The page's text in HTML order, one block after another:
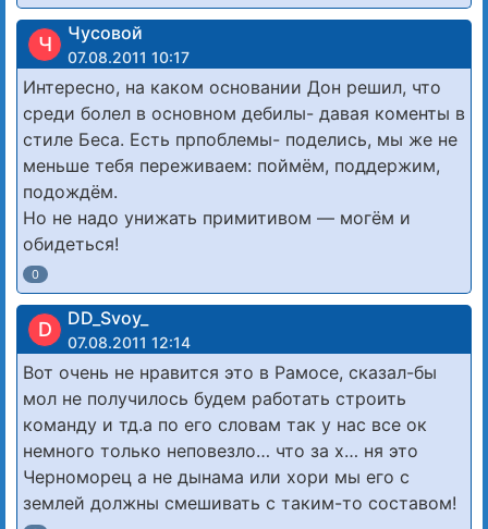
Ч Чусовой
07.08.2011 10:17
Интересно, на каком основании Дон решил, что
среди болел в основном дебилы- давая коменты в
стиле Беса. Есть прпоблемы- поделись, мы же не
меньше тебя переживаем: поймём, поддержим,
подождём.
Но не надо унижать примитивом — могём и
обидеться!
0
D DD_Svoy_
07.08.2011 12:14
Вот очень не нравится это в Рамосе, сказал-бы
мол не получилось будем работать строить
команду и тд.а по его словам так у нас все ок
немного только неповезло… что за х… ня это
Черноморец а не дынама или хори мы его с
землей должны смешивать с таким-то составом!